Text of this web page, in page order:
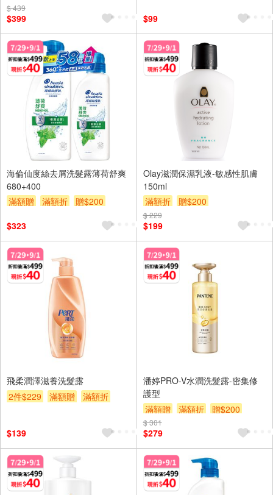
$ 439
$399 $99
海倫仙度絲去屑洗髮露薄荷舒爽
680+400
滿額贈
滿額折
贈$200
$323
Olay滋潤保濕乳液-敏感性肌膚
150ml
滿額折
贈$200
$ 229
$199
飛柔潤澤滋養洗髮露
2件$229
滿額贈
滿額折
$139
潘婷PRO-V水潤洗髮露-密集修
護型
滿額贈
滿額折 贈$200
$ 301
$279